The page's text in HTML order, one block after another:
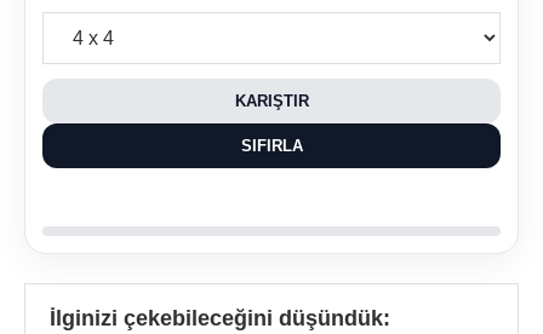
KARIŞTIR
SIFIRLA
İlginizi çekebileceğini düşündük: